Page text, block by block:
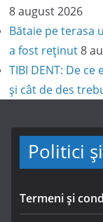
8 august 2026
Bătaie pe terasa
a fost reținut 8
TIBI DENT: De
și cât de des
Politici
Termeni și